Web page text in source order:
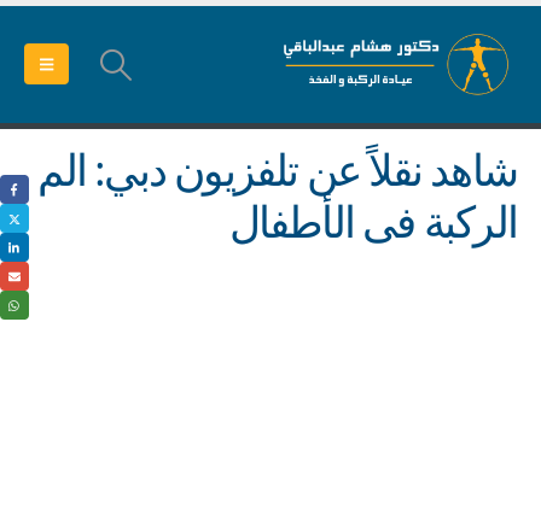
شاهد نقلاً عن تلفزيون دبي: الم
الركبة فى الأطفال